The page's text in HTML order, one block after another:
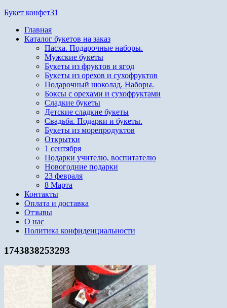
Перейти
содержимому
Букет конфет31
Главная
Каталог букетов на заказ
Пасха. Подарочные наборы.
Мужские букеты
Букеты из фруктов и ягод
Букеты из орехов и сухофруктов
Подарочный шоколад. Наборы.
Боксы с орехами и сухофруктами
Сладкие букеты
Детские сладкие букеты
Свадьба. Подарки и букеты.
Букеты из морепродуктов
Открытки
1 сентября
Подарки учителю, воспитателю
Новогодние подарки
23 февраля
8 Марта
Контакты
Оплата и доставка
Отзывы
О нас
Политика конфиденциальности
1743838253293